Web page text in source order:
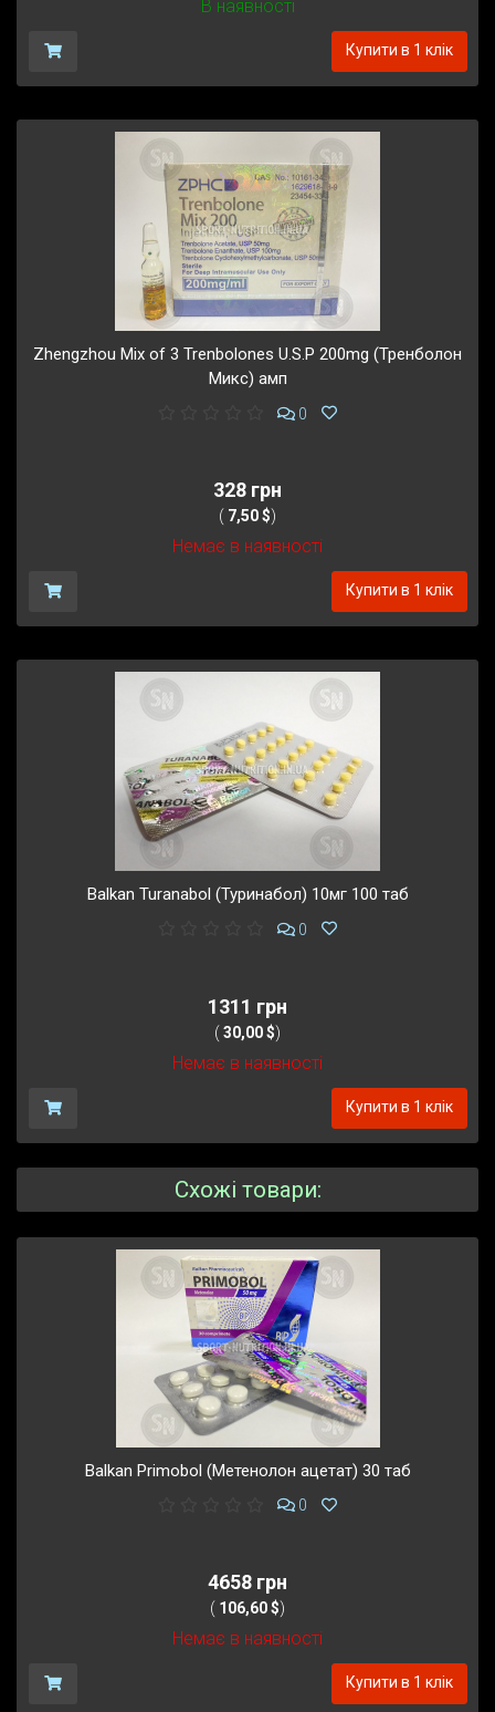
В наявності
Купити в 1 клік
Zhengzhou Mix of 3 Trenbolones U.S.P 200mg (Тренболон
Микс) амп
0
328 грн
( 7,50 $)
Немає в наявності
Купити в 1 клік
Balkan Turanabol (Туринабол) 10мг 100 таб
0
1311 грн
( 30,00 $)
Немає в наявності
Купити в 1 клік
Схожі товари:
Balkan Primobol (Метенолон ацетат) 30 таб
0
4658 грн
( 106,60 $)
Немає в наявності
Купити в 1 клік